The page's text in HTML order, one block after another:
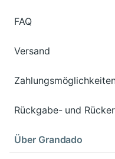
FAQ
Versand
Rückgabe- und
Über Grandado